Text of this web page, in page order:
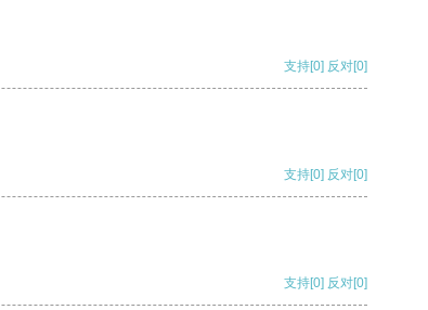
支持[0] 反对[0]
支持[0] 反对[0]
支持[0] 反对[0]